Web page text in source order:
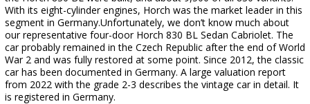
With its eight-cylinder engines, Horch was the market leader in this
segment in Germany.Unfortunately, we don’t know much about
our representative four-door Horch 830 BL Sedan Cabriolet. The
car probably remained in the Czech Republic after the end of World
War 2 and was fully restored at some point. Since 2012, the classic
car has been documented in Germany. A large valuation report
from 2022 with the grade 2-3 describes the vintage car in detail. It
is registered in Germany.